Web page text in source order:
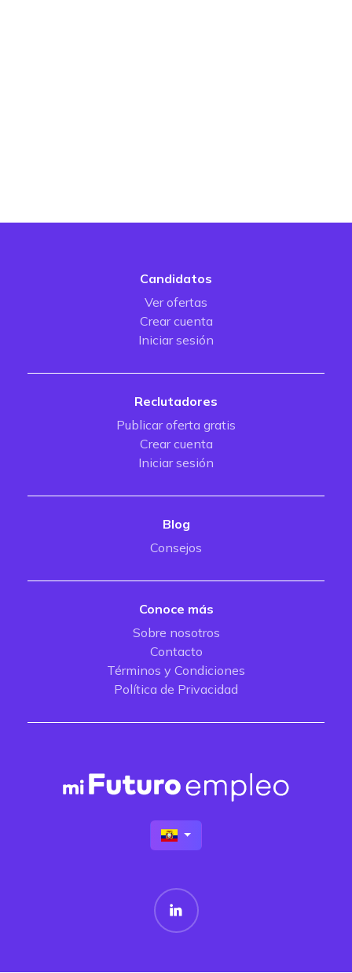
Candidatos
Ver ofertas
Crear cuenta
Iniciar sesión
Reclutadores
Publicar oferta gratis
Crear cuenta
Iniciar sesión
Blog
Consejos
Conoce más
Sobre nosotros
Contacto
Términos y Condiciones
Política de Privacidad